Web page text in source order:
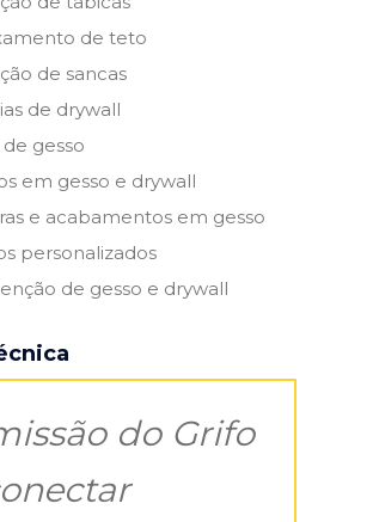
de teto
de sancas
de drywall
gesso
em gesso e drywall
e acabamentos em gesso
personalizados
de gesso e drywall
do Grifo